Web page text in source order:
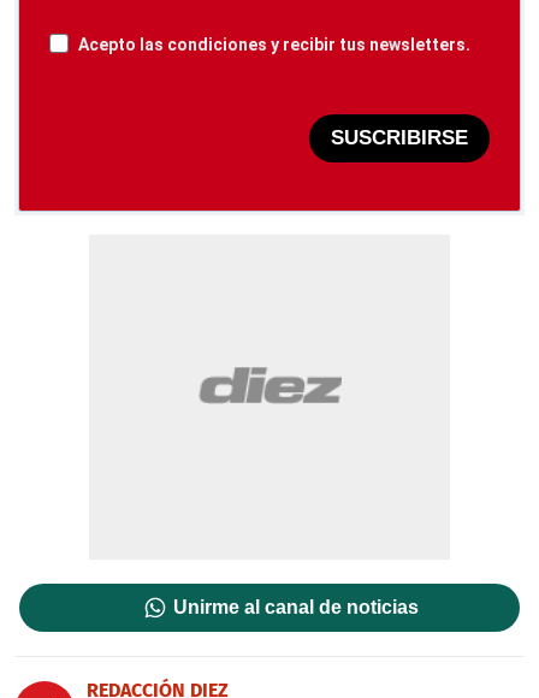
Acepto las condiciones y recibir tus newsletters.
SUSCRIBIRSE
Unirme al canal de noticias
REDACCIÓN DIEZ